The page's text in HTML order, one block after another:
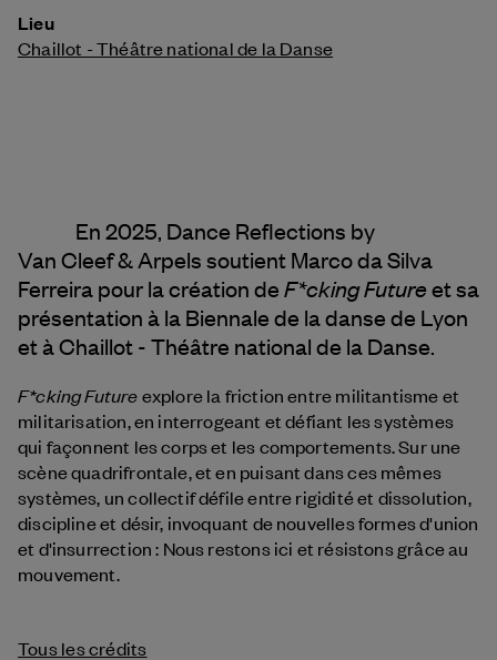
Lieu
Chaillot - Théâtre national de la Danse
En 2025, Dance Reflections by
Van Cleef & Arpels soutient Marco da Silva
Ferreira pour la création de F*cking Future et sa
présentation à la Biennale de la danse de Lyon
et à Chaillot - Théâtre national de la Danse.
F*cking Future explore la friction entre militantisme et
militarisation, en interrogeant et défiant les systèmes
qui façonnent les corps et les comportements. Sur une
scène quadrifrontale, et en puisant dans ces mêmes
systèmes, un collectif défile entre rigidité et dissolution,
discipline et désir, invoquant de nouvelles formes d'union
et d'insurrection : Nous restons ici et résistons grâce au
mouvement.
Tous les crédits